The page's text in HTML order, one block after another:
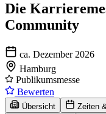
Die
Community
ca. Dezember 2026
Hamburg
Publikumsmesse
Bewerten
Übersicht Zeiten